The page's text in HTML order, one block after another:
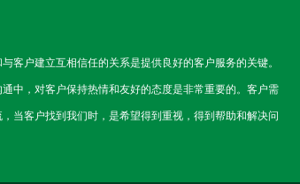
客户建立互相信任的关系是提供良好的客户服务的关键。
中，对客户保持热情和友好的态度是非常重要的。客户需
当客户找到我们时，是希望得到重视，得到帮助和解决问